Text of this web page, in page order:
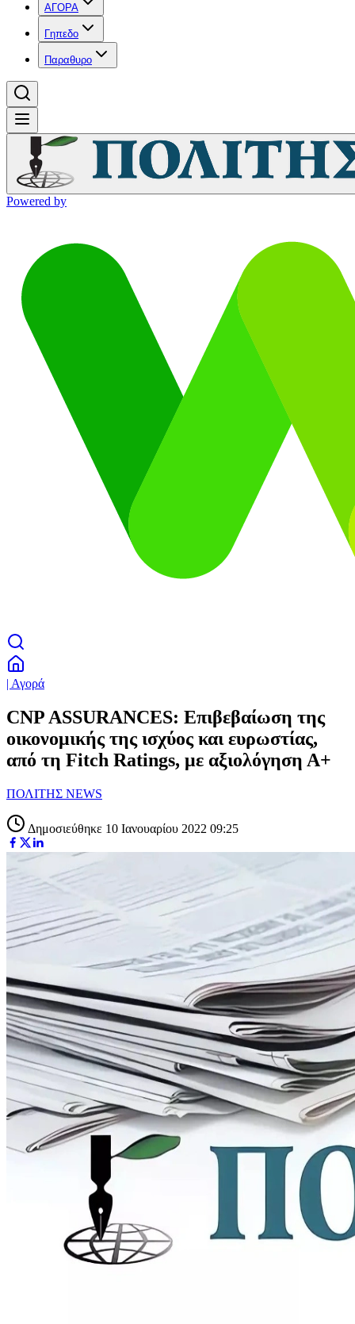
ΑΓΟΡΑ
Γηπεδο
Παραθυρο
Powered by
| Αγορά
CNP ASSURANCES: Επιβεβαίωση της
οικονομικής της ισχύος και ευρωστίας,
από τη Fitch Ratings, με αξιολόγηση Α+
ΠΟΛΙΤΗΣ NEWS
Δημοσιεύθηκε 10 Ιανουαρίου 2022 09:25